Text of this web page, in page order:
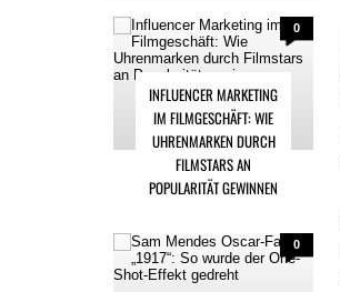
0
INFLUENCER MARKETING
IM FILMGESCHÄFT: WIE
UHRENMARKEN DURCH
FILMSTARS AN
POPULARITÄT GEWINNEN
0